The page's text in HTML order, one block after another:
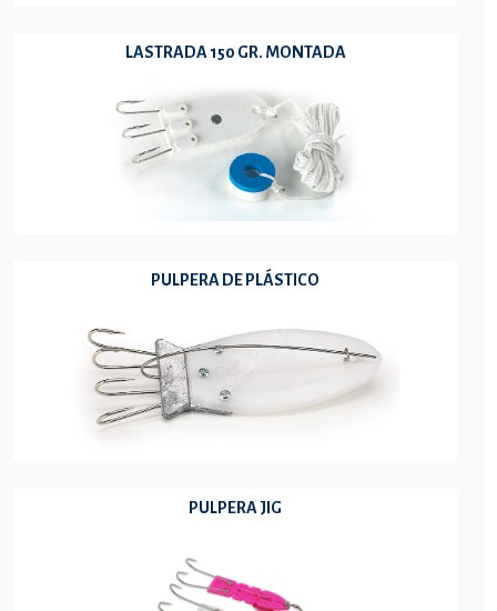
LASTRADA 150 GR. MONTADA
PULPERA DE PLÁSTICO
PULPERA JIG